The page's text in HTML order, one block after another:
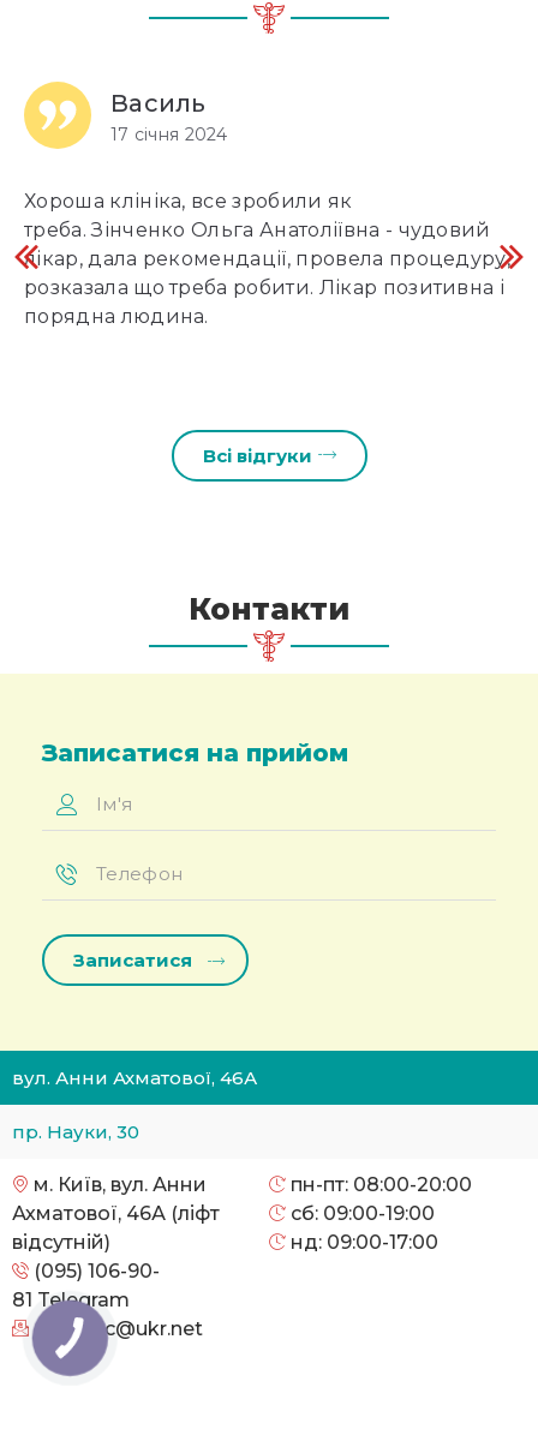
Василь
17 січня 2024
Хороша клініка, все зробили як
треба. Зінченко Ольга Анатоліївна - чудовий
лікар, дала рекомендації, провела процедуру,
розказала що треба робити. Лікар позитивна і
порядна людина.
Всі відгуки
Контакти
Записатися на прийом
вул. Анни Ахматової, 46А
м. Київ, вул. Анни
Ахматової, 46А (ліфт
відсутній)
(095) 106-90-
81 Telegram
cityclinic@ukr.net
пн-пт: 08:00-20:00
сб: 09:00-19:00
нд: 09:00-17:00
пр. Науки, 30